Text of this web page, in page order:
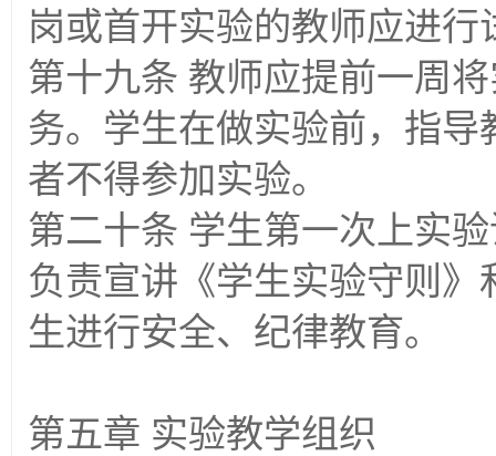
岗或首开实验的教师应进
第十九条 教师应提前一周
务。学生在做实验前，指
者不得参加实验。
第二十条 学生第一次上实
负责宣讲《学生实验守则
生进行安全、纪律教育。
第五章 实验教学组织